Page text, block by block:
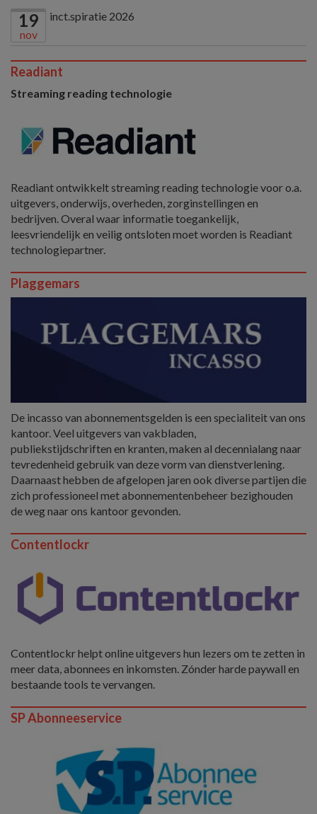
19
nov
inct.spiratie 2026
Readiant
Streaming reading technologie
Readiant ontwikkelt streaming reading technologie voor o.a.
uitgevers, onderwijs, overheden, zorginstellingen en
bedrijven. Overal waar informatie toegankelijk,
leesvriendelijk en veilig ontsloten moet worden is Readiant
technologiepartner.
Plaggemars
De incasso van abonnementsgelden is een specialiteit van ons
kantoor. Veel uitgevers van vakbladen,
publiekstijdschriften en kranten, maken al decennialang naar
tevredenheid gebruik van deze vorm van dienstverlening.
Daarnaast hebben de afgelopen jaren ook diverse partijen die
zich professioneel met abonnementenbeheer bezighouden
de weg naar ons kantoor gevonden.
Contentlockr
Contentlockr helpt online uitgevers hun lezers om te zetten in
meer data, abonnees en inkomsten. Zónder harde paywall en
bestaande tools te vervangen.
SP Abonneeservice